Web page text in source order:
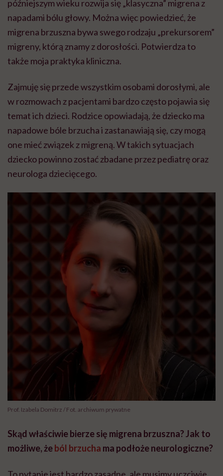
późniejszym wieku rozwija się „klasyczna” migrena z
napadami bólu głowy. Można więc powiedzieć, że
migrena brzuszna bywa swego rodzaju „prekursorem”
migreny, którą znamy z dorosłości. Potwierdza to
także moja praktyka kliniczna.
Zajmuję się przede wszystkim osobami dorosłymi, ale
w rozmowach z pacjentami bardzo często pojawia się
temat ich dzieci. Rodzice opowiadają, że dziecko ma
napadowe bóle brzucha i zastanawiają się, czy mogą
one mieć związek z migreną. W takich sytuacjach
dziecko powinno zostać zbadane przez pediatrę oraz
neurologa dziecięcego.
Prof. Izabela Domitrz / Fot. archiwum prywatne
Skąd właściwie bierze się migrena brzuszna? Jak to
możliwe, żeból brzucha ma podłoże neurologiczne?